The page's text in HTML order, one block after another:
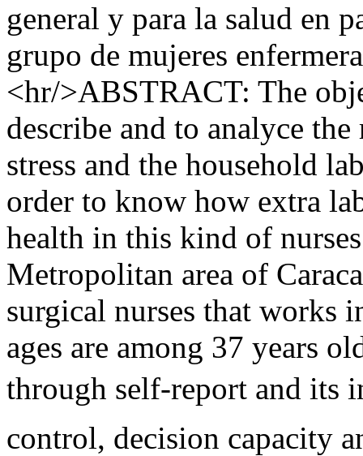
general y para la salud en
grupo de mujeres
<hr/>ABSTRACT: The
describe and to analyce
stress and the household
order to know how extra
health in this kind of
Metropolitan area of
surgical nurses that works
ages are among 37 years
through self-report and its
control, decision capacity